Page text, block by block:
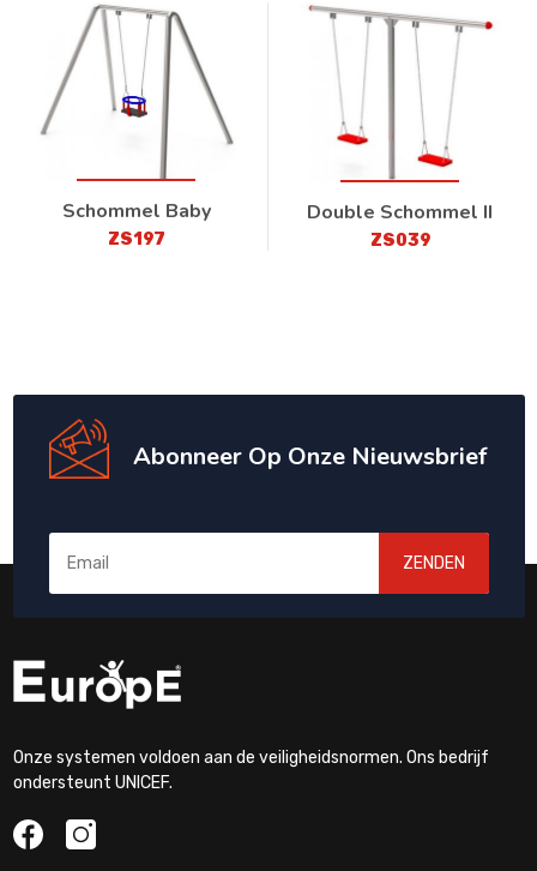
Schommel Baby
ZS197
Double Schommel II
ZS039
Abonneer Op Onze Nieuwsbrief
ZENDEN
Onze systemen voldoen aan de veiligheidsnormen. Ons bedrijf
ondersteunt UNICEF.